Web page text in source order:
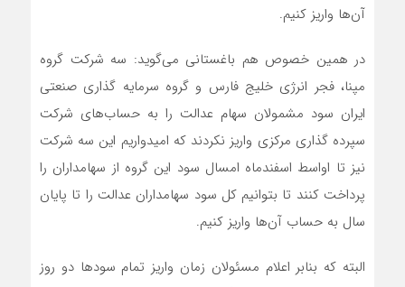
آن‌ها واریز کنیم.
در همین خصوص هم باغستانی می‌گوید: سه شرکت گروه
مپنا، فجر انرژی خلیج فارس و گروه سرمایه گذاری صنعتی
ایران سود مشمولان سهام عدالت را به حساب‌های شرکت
سپرده گذاری مرکزی واریز نکردند که امیدواریم این سه شرکت
نیز تا اواسط اسفندماه امسال سود این گروه از سهامداران را
پرداخت کنند تا بتوانیم کل سود سهامداران عدالت را تا پایان
سال به حساب آن‌ها واریز کنیم.
البته که بنابر اعلام مسئولان زمان واریز تمام سود‌ها دو روز